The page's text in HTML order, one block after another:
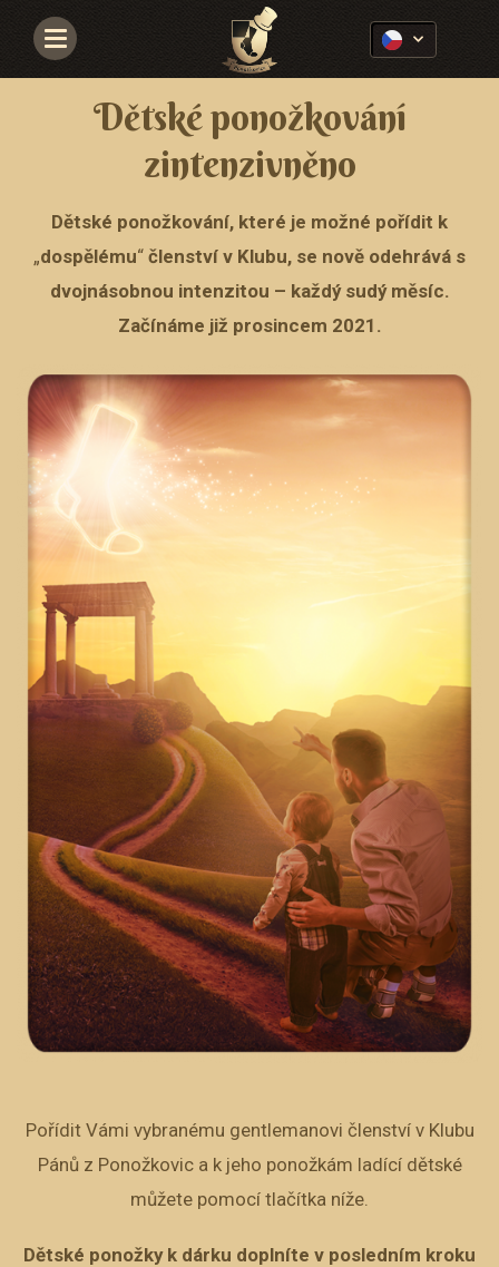
Navigace
Dětské ponožkování
zintenzivněno
Dětské ponožkování, které je možné pořídit k
„dospělému“ členství v Klubu, se nově odehrává s
dvojnásobnou intenzitou – každý sudý měsíc.
Začínáme již prosincem 2021.
Pořídit Vámi vybranému gentlemanovi členství v Klubu
Pánů z Ponožkovic a k jeho ponožkám ladící dětské
můžete pomocí tlačítka níže.
Dětské ponožky k dárku doplníte v posledním kroku